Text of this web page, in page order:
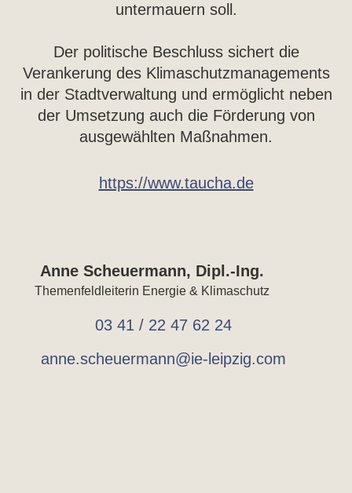
untermauern soll.
Der politische Beschluss sichert die
Verankerung des Klimaschutzmanagements
in der Stadtverwaltung und ermöglicht neben
der Umsetzung auch die Förderung von
ausgewählten Maßnahmen.
https://www.taucha.de
Anne Scheuermann, Dipl.-Ing.
Themenfeldleiterin Energie & Klimaschutz
03 41 / 22 47 62 24
anne.scheuermann@ie-leipzig.com